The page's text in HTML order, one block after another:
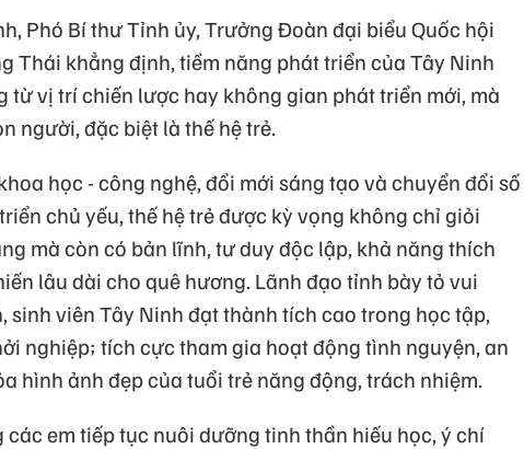
Phó Bí thư Tỉnh ủy, Trưởng Đoàn đại biểu Quốc hội
Thái khẳng định, tiềm năng phát triển của Tây Ninh
từ vị trí chiến lược hay không gian phát triển mới, mà
người, đặc biệt là thế hệ trẻ.
học - công nghệ, đổi mới sáng tạo và chuyển đổi số
chủ yếu, thế hệ trẻ được kỳ vọng không chỉ giỏi
mà còn có bản lĩnh, tư duy độc lập, khả năng thích
lâu dài cho quê hương. Lãnh đạo tỉnh bày tỏ vui
sinh viên Tây Ninh đạt thành tích cao trong học tập,
nghiệp; tích cực tham gia hoạt động tình nguyện, an
hình ảnh đẹp của tuổi trẻ năng động, trách nhiệm.
các em tiếp tục nuôi dưỡng tinh thần hiếu học, ý chí